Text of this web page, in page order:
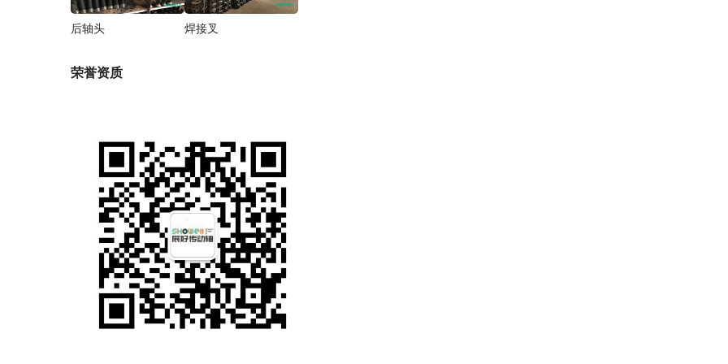
后轴头 焊接叉
荣誉资质